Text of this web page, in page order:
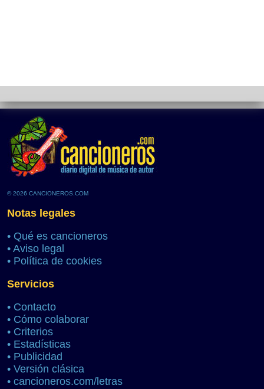
© 2026 CANCIONEROS.COM
Notas legales
• Qué es cancioneros
• Aviso legal
• Política de cookies
Servicios
• Contacto
• Cómo colaborar
• Criterios
• Estadísticas
• Publicidad
• Versión clásica
• cancioneros.com/letras